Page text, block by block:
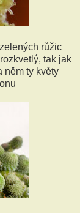
růžic
tak jak
něm ty květy